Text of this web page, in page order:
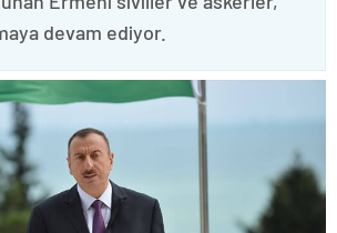
devam ediyor.